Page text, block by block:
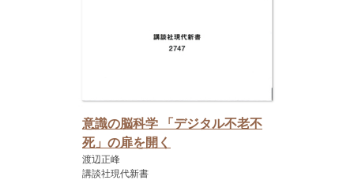
意識の脳科学 「デジタル不老不
死」の扉を開く
渡辺正峰
講談社現代新書